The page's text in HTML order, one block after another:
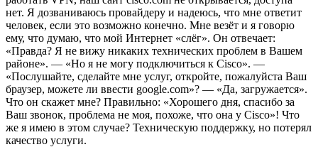
нет. Я дозваниваюсь провайдеру и надеюсь, что мне ответит
человек, если это возможно конечно. Мне везёт и я говорю
ему, что думаю, что мой Интернет «слёг». Он отвечает:
«Правда? Я не вижу никаких технических проблем в Вашем
районе». — «Но я не могу подключиться к Cisco». —
«Послушайте, сделайте мне услуг, откройте, пожалуйста Ваш
браузер, можете ли ввести google.com»? — «Да, загружается».
Что он скажет мне? Правильно: «Хорошего дня, спасибо за
Ваш звонок, проблема не моя, похоже, что она у Cisco»! Что
же я имею в этом случае? Техническую поддержку, но потерял
качество услуги.